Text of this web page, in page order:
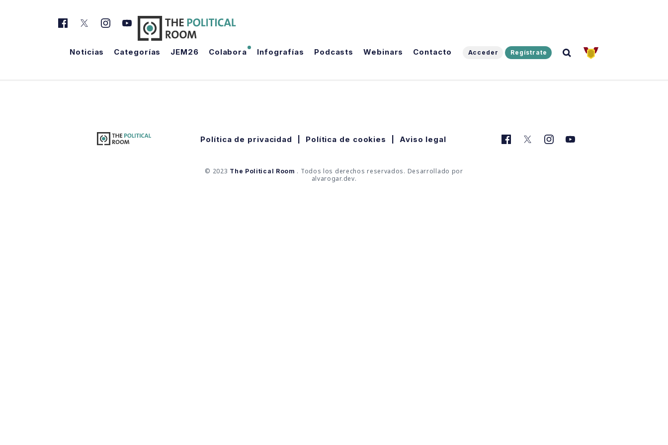
Noticias Categorías JEM26 Colabora Infografías Podcasts Webinars Contacto Acceder Regístrate
Política de privacidad Política de cookies Aviso legal
© 2023 The Political Room . Todos los derechos reservados. Desarrollado por
alvarogar.dev.